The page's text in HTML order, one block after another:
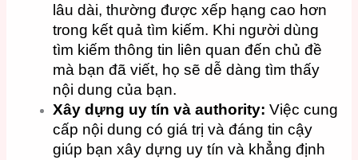
lâu dài, thường được xếp hạng cao hơn
trong kết quả tìm kiếm. Khi người dùng
tìm kiếm thông tin liên quan đến chủ đề
mà bạn đã viết, họ sẽ dễ dàng tìm thấy
nội dung của bạn.
Xây dựng uy tín và authority: Việc cung
cấp nội dung có giá trị và đáng tin cậy
giúp bạn xây dựng uy tín và khẳng định